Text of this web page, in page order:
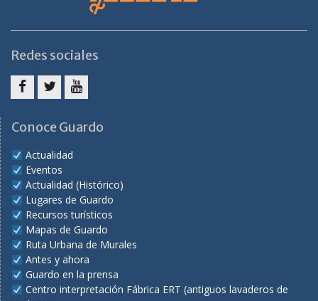
Redes sociales
Conoce Guardo
Actualidad
Eventos
Actualidad (Histórico)
Lugares de Guardo
Recursos turísticos
Mapas de Guardo
Ruta Urbana de Murales
Antes y ahora
Guardo en la prensa
Centro interpretación Fábrica ERT (antiguos lavaderos de